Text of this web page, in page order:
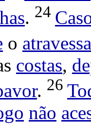
. 24
o
costas,
. 26
não